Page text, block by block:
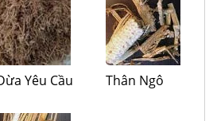
Yêu Cầu Thân Ngô